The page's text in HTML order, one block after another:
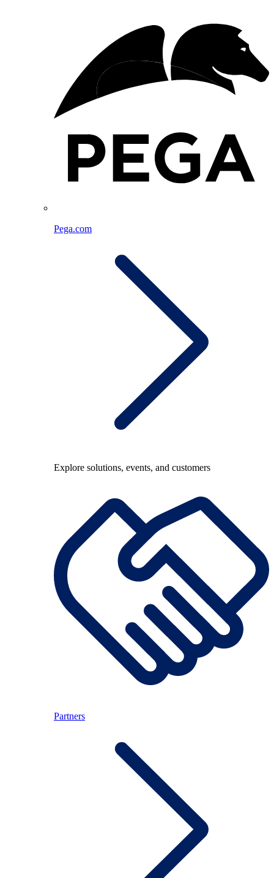
Pega.com
Explore solutions, events, and customers
Partners